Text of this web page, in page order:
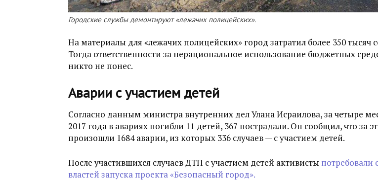
Городские службы демонтируют «лежачих полицейских».
На материалы для «лежачих полицейских» город затратил более 350 тысяч
Тогда ответственности за нерациональное использование бюджетных
никто не понес.
Аварии с участием детей
Согласно данным министра внутренних дел Улана Исраилова, за четыре
2017 года в авариях погибли 11 детей, 367 пострадали. Он сообщил, что за
произошли 1684 аварии, из которых 336 случаев — с участием детей.
После участившихся случаев ДТП с участием детей активисты потребовали
властей запуска проекта «Безопасный город».